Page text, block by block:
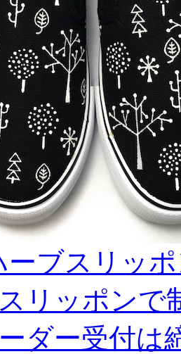
ーブスリッ
リッポンで
ダー受付は